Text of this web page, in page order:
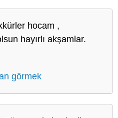
hocam ,
hayırlı akşamlar.
görmek